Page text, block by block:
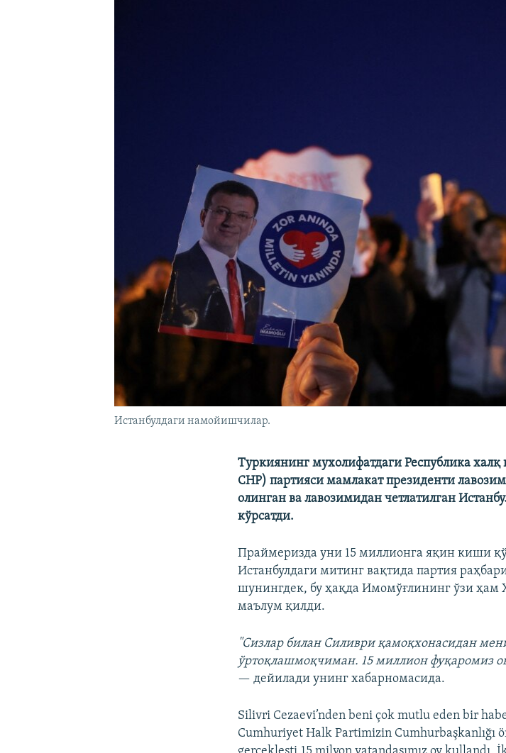
Истанбулдаги намойишчилар.
Туркиянинг мухолифатдаги Республика
СНР) партияси мамлакат президенти
олинган ва лавозимидан четлатилган
кўрсатди.
Праймеризда уни 15 миллионга яқин киши
Истанбулдаги митинг вақтида партия
шунингдек, бу ҳақда Имомўғлининг ўзи
маълум қилди.
"Сизлар билан Силиври қамоқхонасидан
ўртоқлашмоқчиман. 15 миллион фуқаромиз
— дейилади унинг хабарномасида.
Silivri Cezaevi’nden beni çok mutlu eden bir
Cumhuriyet Halk Partimizin Cumhurbaşkanlığı